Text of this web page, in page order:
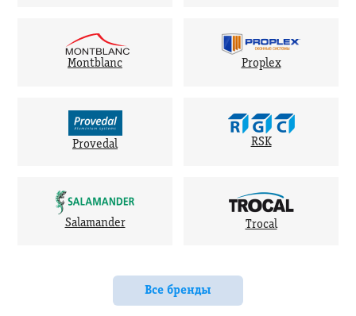
Montblanc Proplex
Provedal RSK
Salamander Trocal
Все бренды